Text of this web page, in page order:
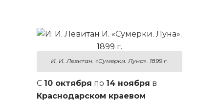
И. И. Левитан. «Сумерки. Луна». 1899 г.
С 10 октября по 14 ноября в
Краснодарском краевом